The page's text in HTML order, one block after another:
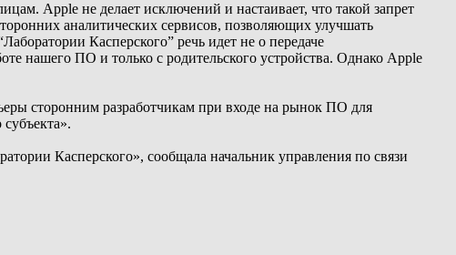
Apple не делает исключений и настаивает, что такой запрет
аналитических сервисов, позволяющих улучшать
Касперского” речь идет не о передаче
нашего ПО и только с родительского устройства. Однако Apple
сторонним разработчикам при входе на рынок ПО для
Касперского», сообщала начальник управления по связи